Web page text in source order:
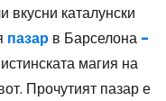
вкусни каталунски
пазар в Барселона -
магия на
Прочутият пазар е